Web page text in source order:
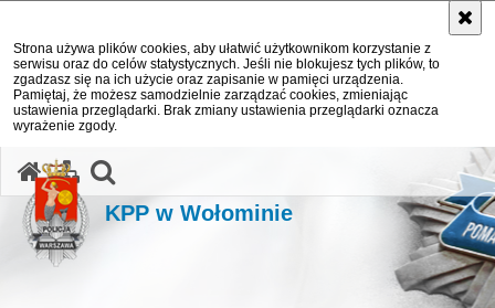
Strona używa plików cookies, aby ułatwić użytkownikom korzystanie z
serwisu oraz do celów statystycznych. Jeśli nie blokujesz tych plików, to
zgadzasz się na ich użycie oraz zapisanie w pamięci urządzenia.
Pamiętaj, że możesz samodzielnie zarządzać cookies, zmieniając
ustawienia przeglądarki. Brak zmiany ustawienia przeglądarki oznacza
wyrażenie zgody.
KPP w Wołominie